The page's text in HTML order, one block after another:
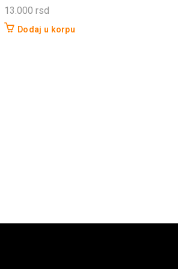
13.000rsd
Dodaj u korpu